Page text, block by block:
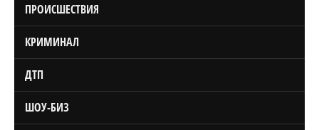
ПРОИСШЕСТВИЯ
КРИМИНАЛ
ДТП
ШОУ-БИЗ